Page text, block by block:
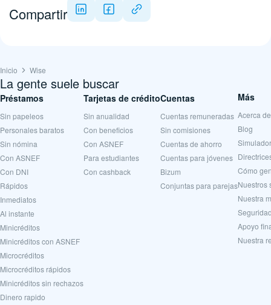
Compartir
Inicio Wise
La gente suele buscar
Préstamos
Sin papeleos
Personales baratos
Sin nómina
Con ASNEF
Con DNI
Rápidos
Inmediatos
Al instante
Minicréditos
Minicréditos con ASNEF
Microcréditos
Microcréditos rápidos
Minicréditos sin rechazos
Dinero rapido
Tarjetas de crédito
Sin anualidad
Con beneficios
Con ASNEF
Para estudiantes
Con cashback
Cuentas
Cuentas remuneradas
Sin comisiones
Cuentas de ahorro
Cuentas para jóvenes
Bizum
Conjuntas para parejas
Más
Acerca
Blog
Cómo
Nuestros
Nuestra
Apoyo
Nuestra